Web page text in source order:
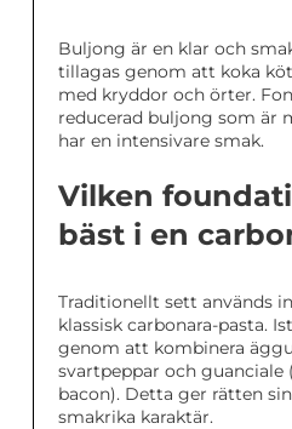
Buljong är en klar och
tillagas genom att koka
med kryddor och örter.
reducerad buljong som är
har en intensivare smak.
Vilken
bäst i en
Traditionellt sett används
klassisk carbonara-pasta.
genom att kombinera
svartpeppar och guanciale
bacon). Detta ger rätten
smakrika karaktär.